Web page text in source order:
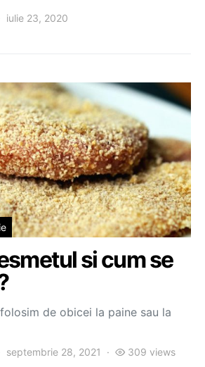
iulie 23, 2020
si cum se
de obicei la paine sau la
septembrie 28, 2021 309 views